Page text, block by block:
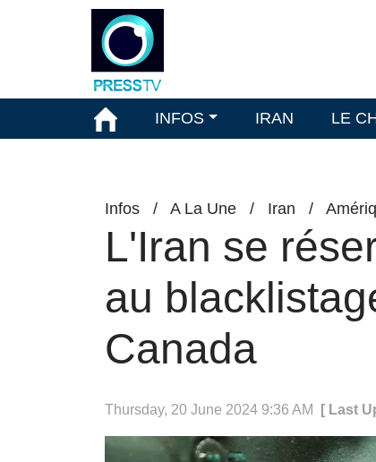
INFOS IRAN LE
Infos / A La Une / Iran /
L'Iran se
au
Canada
Thursday, 20 June 2024 9:36 AM [ Last